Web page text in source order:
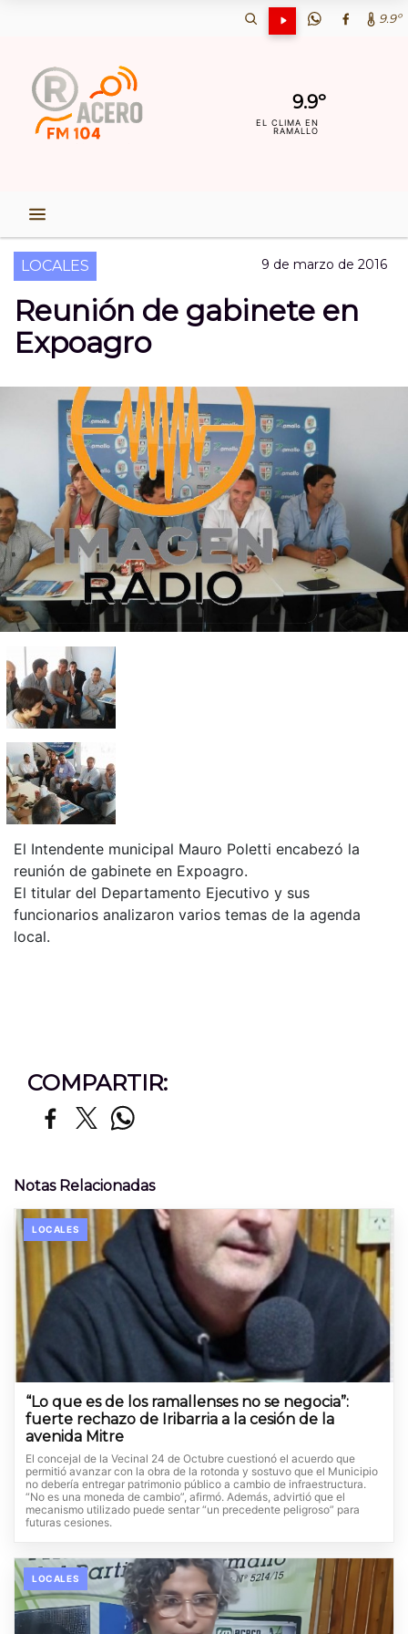
9.9º
9.9º
EL CLIMA EN
RAMALLO
LOCALES 9 de marzo de 2016
Reunión de gabinete en
Expoagro
El Intendente municipal Mauro Poletti encabezó la
reunión de gabinete en Expoagro.
El titular del Departamento Ejecutivo y sus
funcionarios analizaron varios temas de la agenda
local.
COMPARTIR:
Notas Relacionadas
LOCALES
“Lo que es de los ramallenses no se negocia”:
fuerte rechazo de Iribarria a la cesión de la
avenida Mitre
El concejal de la Vecinal 24 de Octubre cuestionó el acuerdo que
permitió avanzar con la obra de la rotonda y sostuvo que el Municipio
no debería entregar patrimonio público a cambio de infraestructura.
“No es una moneda de cambio”, afirmó. Además, advirtió que el
mecanismo utilizado puede sentar “un precedente peligroso” para
futuras cesiones.
LOCALES